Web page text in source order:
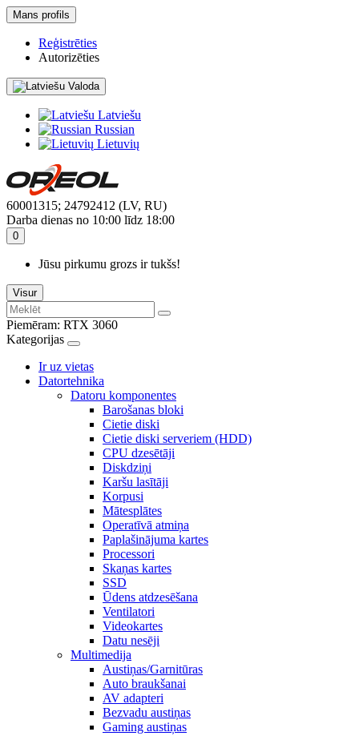
Mans profils
Reģistrēties
Autorizēties
Valoda
Latviešu
Russian
Lietuvių
60001315; 24792412 (LV, RU)
Darba dienas no 10:00 līdz 18:00
0
Jūsu pirkumu grozs ir tukšs!
Visur
Piemēram: RTX 3060
Kategorijas
Ir uz vietas
Datortehnika
Datoru komponentes
Barošanas bloki
Cietie diski
Cietie diski serveriem (HDD)
CPU dzesētāji
Diskdziņi
Karšu lasītāji
Korpusi
Mātesplātes
Operatīvā atmiņa
Paplašinājuma kartes
Processori
Skaņas kartes
SSD
Ūdens atdzesēšana
Ventilatori
Videokartes
Datu nesēji
Multimedija
Austiņas/Garnitūras
Auto braukšanai
AV adapteri
Bezvadu austiņas
Gaming austiņas